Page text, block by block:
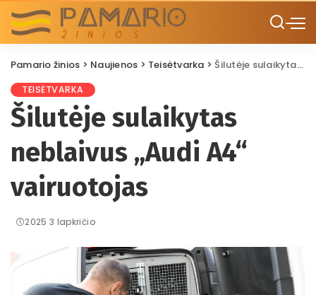
Pamario žinios > Naujienos > Teisėtvarka >Šilutėje sulaikytas neblaivus „Audi A4“ vairuotojas
TEISĖTVARKA
Šilutėje sulaikytas
neblaivus „Audi A4“
vairuotojas
2025 3 lapkričio